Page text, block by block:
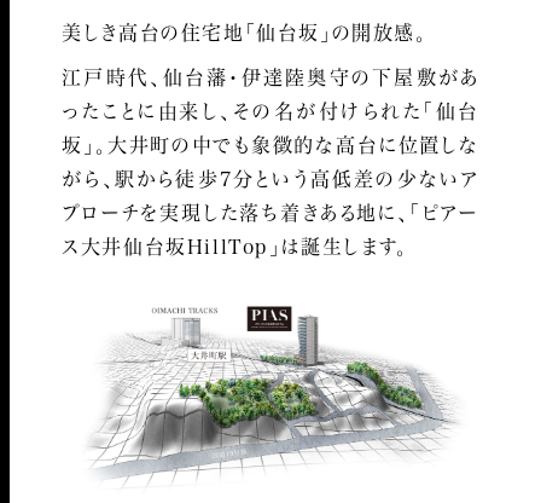
美しき高台の住宅地「仙台坂」の開放感。
江戸時代、仙台藩・伊達陸奥守の下屋敷があ
ったことに由来し、その名が付けられた「仙台
坂」。 大井町の中でも象徴的な高台に位置しな
がら、駅から徒歩7分という高低差の少ないア
プローチを実現した落ち着きある地に、「ピアー
ス大井仙台坂HillTop」は誕生します。